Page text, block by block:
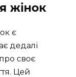
жінок
є
дедалі
своє
Цей